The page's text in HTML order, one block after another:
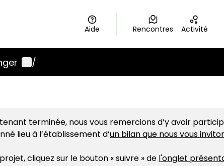
Aide Rencontres Activité
Menu utilisateur
/
terminée, nous vous remercions d’y avoir
lieu à l’établissement d’un bilan que nous vous
cliquez sur le bouton « suivre » de l'onglet